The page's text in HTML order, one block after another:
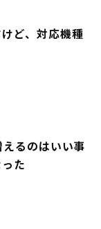
ど、対応機種
るのはいい事
た